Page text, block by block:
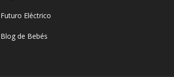
Futuro Eléctrico
Blog de Bebés